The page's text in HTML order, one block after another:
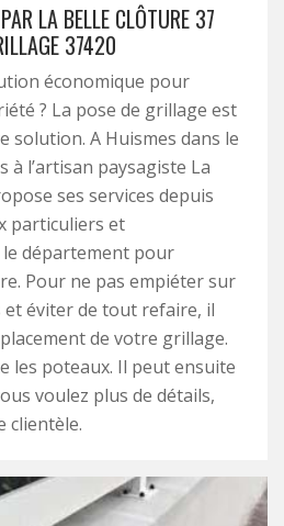
LA BELLE CLÔTURE 37
37420
économique pour
? La pose de grillage est
solution. A Huismes dans le
à l’artisan paysagiste La
ses services depuis
particuliers et
département pour
Pour ne pas empiéter sur
éviter de tout refaire, il
de votre grillage.
les poteaux. Il peut ensuite
voulez plus de détails,
clientèle.